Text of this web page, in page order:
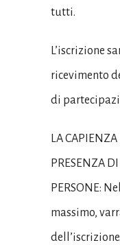
tutti.
L’iscrizione
ricevimento
di
LA
PRESENZA
PERSONE:
massimo,